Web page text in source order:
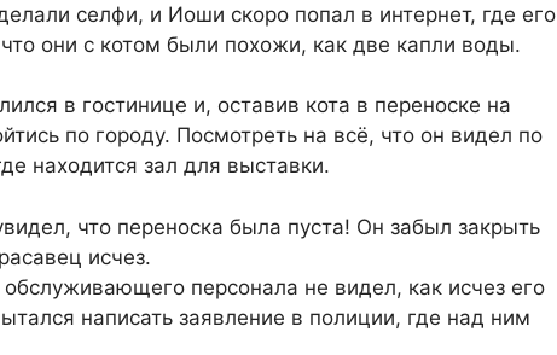
селфи, и Иоши скоро попал в интернет, где его
они с котом были похожи, как две капли воды.
в гостинице и, оставив кота в переноске на
по городу. Посмотреть на всё, что он видел по
находится зал для выставки.
что переноска была пуста! Он забыл закрыть
исчез.
персонала не видел, как исчез его
написать заявление в полиции, где над ним